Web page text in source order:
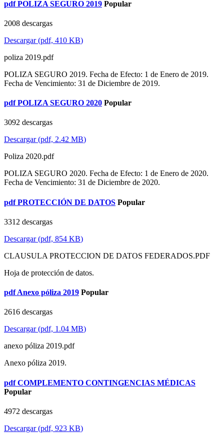
pdf POLIZA SEGURO 2019 Popular
2008 descargas
Descargar(pdf, 410 KB)
poliza 2019.pdf
POLIZA SEGURO 2019. Fecha de Efecto: 1 de Enero de 2019.
Fecha de Vencimiento: 31 de Diciembre de 2019.
pdf POLIZA SEGURO 2020 Popular
3092 descargas
Descargar(pdf, 2.42 MB)
Poliza 2020.pdf
POLIZA SEGURO 2020. Fecha de Efecto: 1 de Enero de 2020.
Fecha de Vencimiento: 31 de Diciembre de 2020.
pdf PROTECCIÓN DE DATOS Popular
3312 descargas
Descargar(pdf, 854 KB)
CLAUSULA PROTECCION DE DATOS FEDERADOS.PDF
Hoja de protección de datos.
pdf Anexo póliza 2019 Popular
2616 descargas
Descargar(pdf, 1.04 MB)
anexo póliza 2019.pdf
Anexo póliza 2019.
pdf COMPLEMENTO CONTINGENCIAS MÉDICAS
Popular
4972 descargas
Descargar(pdf, 923 KB)